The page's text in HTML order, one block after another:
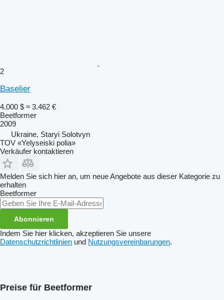
2
Baselier
4.000 $ ≈ 3.462 €
Beetformer
2009
Ukraine, Staryi Solotvyn
TOV «Yelyseiski polia»
Verkäufer kontaktieren
Melden Sie sich hier an, um neue Angebote aus dieser Kategorie zu
erhalten
Beetformer
Abonnieren
Indem Sie hier klicken, akzeptieren Sie unsere
Datenschutzrichtlinien und Nutzungsvereinbarungen.
Preise für Beetformer